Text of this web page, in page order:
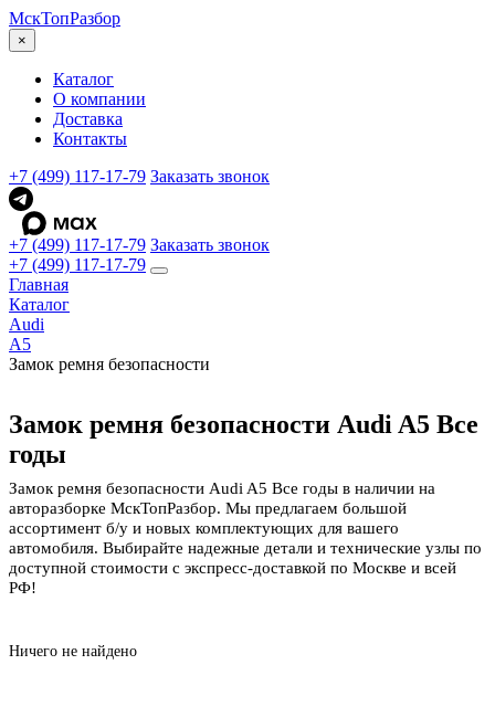
МскТопРазбор
×
Каталог
О компании
Доставка
Контакты
+7 (499) 117-17-79 Заказать звонок
+7 (499) 117-17-79 Заказать звонок
+7 (499) 117-17-79
Главная
Каталог
Audi
A5
Замок ремня безопасности
Замок ремня безопасности Audi A5 Все
годы
Замок ремня безопасности Audi A5 Все годы в наличии на
авторазборке МскТопРазбор. Мы предлагаем большой
ассортимент б/у и новых комплектующих для вашего
автомобиля. Выбирайте надежные детали и технические узлы по
доступной стоимости с экспресс-доставкой по Москве и всей
РФ!
Ничего не найдено